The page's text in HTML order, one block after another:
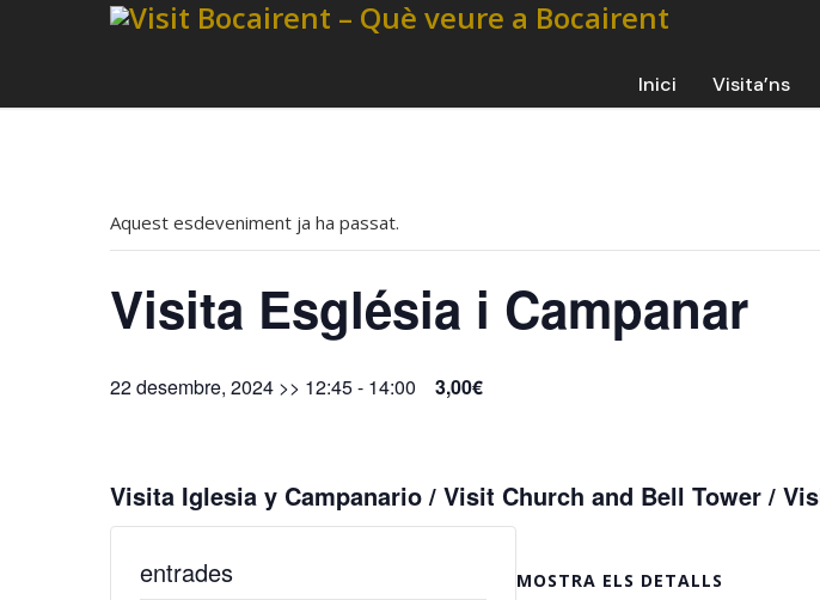
Inici Visita’ns
Aquest esdeveniment ja ha passat.
Visita Església i Campanar
22 desembre, 2024 >> 12:45- 14:00 3,00€
Visita Iglesia y Campanario / Visit Church and Bell Tower /
MOSTRA ELS DETALLS
entrades